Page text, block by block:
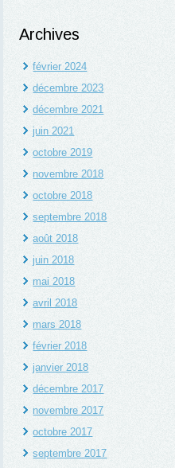
Archives
février 2024
décembre 2023
décembre 2021
juin 2021
octobre 2019
novembre 2018
octobre 2018
septembre 2018
août 2018
juin 2018
mai 2018
avril 2018
mars 2018
février 2018
janvier 2018
décembre 2017
novembre 2017
octobre 2017
septembre 2017